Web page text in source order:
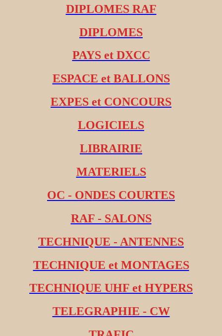
DIPLOMES RAF
DIPLOMES
PAYS et DXCC
ESPACE et BALLONS
EXPES et CONCOURS
LOGICIELS
LIBRAIRIE
MATERIELS
OC - ONDES COURTES
RAF - SALONS
TECHNIQUE - ANTENNES
TECHNIQUE et MONTAGES
TECHNIQUE UHF et HYPERS
TELEGRAPHIE - CW